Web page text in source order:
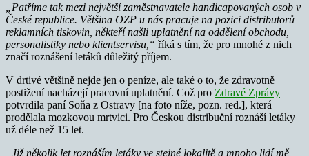
„Patříme tak mezi největší zaměstnavatele handicapovaných osob v
České republice. Většina OZP u nás pracuje na pozici distributorů
reklamních tiskovin, někteří našli uplatnění na oddělení obchodu,
personalistiky nebo klientservisu,“ říká s tím, že pro mnohé z nich
značí roznášení letáků důležitý příjem.
V drtivé většině nejde jen o peníze, ale také o to, že zdravotně
postižení nacházejí pracovní uplatnění. Což pro Zdravé Zprávy
potvrdila paní Soňa z Ostravy [na foto níže, pozn. red.], která
prodělala mozkovou mrtvici. Pro Českou distribuční roznáší letáky
už déle než 15 let.
„Již několik let roznáším letáky ve stejné lokalitě a mnoho lidí mě